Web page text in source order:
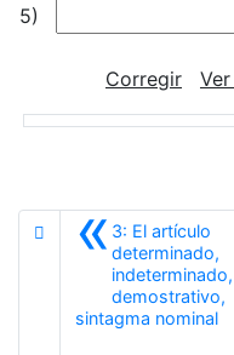
5)
Corregir
«3: El artículo
determinado,
indeterminado,
demostrativo,
sintagma nominal